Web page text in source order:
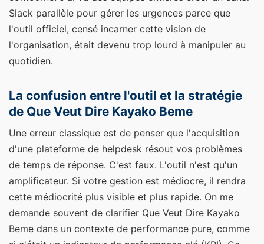
Slack parallèle pour gérer les urgences parce que
l'outil officiel, censé incarner cette vision de
l'organisation, était devenu trop lourd à manipuler au
quotidien.
La confusion entre l'outil et la stratégie
de Que Veut Dire Kayako Beme
Une erreur classique est de penser que l'acquisition
d'une plateforme de helpdesk résout vos problèmes
de temps de réponse. C'est faux. L'outil n'est qu'un
amplificateur. Si votre gestion est médiocre, il rendra
cette médiocrité plus visible et plus rapide. On me
demande souvent de clarifier Que Veut Dire Kayako
Beme dans un contexte de performance pure, comme